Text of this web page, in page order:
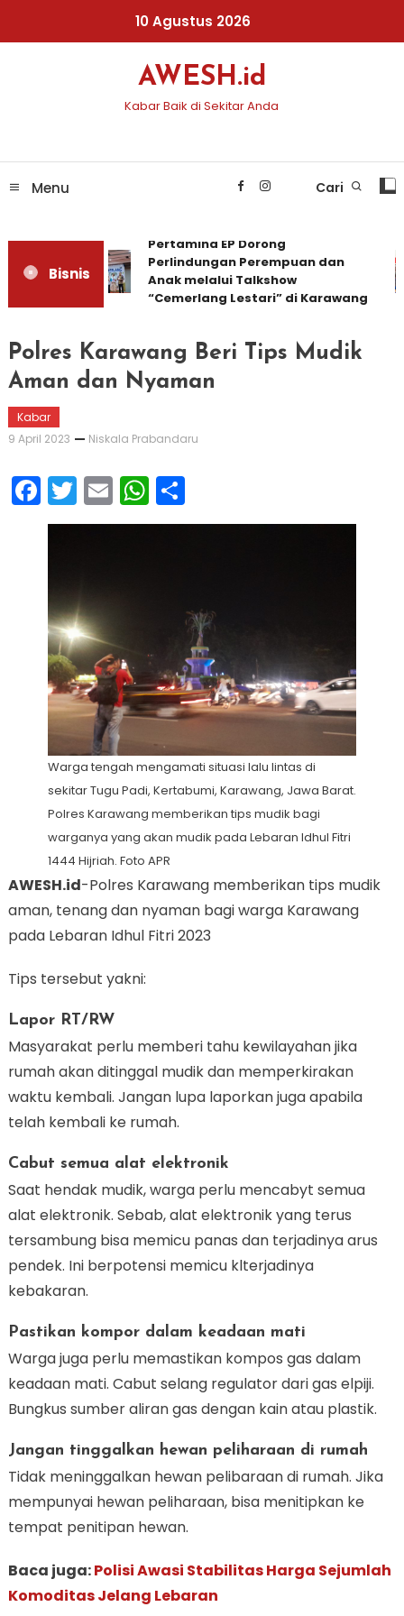
10 Agustus 2026
AWESH.id
Kabar Baik di Sekitar Anda
Menu Cari
Bisnis
Pertamina EP Dorong
Perlindungan Perempuan dan
Anak melalui Talkshow
“Cemerlang Lestari” di Karawang
Polres Karawang Beri Tips Mudik
Aman dan Nyaman
Kabar
9 April 2023
Niskala Prabandaru
Facebook
Twitter
EmailWhatsApp
Share
Warga tengah mengamati situasi lalu lintas di
sekitar Tugu Padi, Kertabumi, Karawang, Jawa Barat.
Polres Karawang memberikan tips mudik bagi
warganya yang akan mudik pada Lebaran Idhul Fitri
1444 Hijriah. Foto APR
AWESH.id-Polres Karawang memberikan tips mudik
aman, tenang dan nyaman bagi warga Karawang
pada Lebaran Idhul Fitri 2023
Tips tersebut yakni:
Lapor RT/RW
Masyarakat perlu memberi tahu kewilayahan jika
rumah akan ditinggal mudik dan memperkirakan
waktu kembali. Jangan lupa laporkan juga apabila
telah kembali ke rumah.
Cabut semua alat elektronik
Saat hendak mudik, warga perlu mencabyt semua
alat elektronik. Sebab, alat elektronik yang terus
tersambung bisa memicu panas dan terjadinya arus
pendek. Ini berpotensi memicu klterjadinya
kebakaran.
Pastikan kompor dalam keadaan mati
Warga juga perlu memastikan kompos gas dalam
keadaan mati. Cabut selang regulator dari gas elpiji.
Bungkus sumber aliran gas dengan kain atau plastik.
Jangan tinggalkan hewan peliharaan di rumah
Tidak meninggalkan hewan pelibaraan di rumah. Jika
mempunyai hewan peliharaan, bisa menitipkan ke
tempat penitipan hewan.
Baca juga:Polisi Awasi Stabilitas Harga Sejumlah
Komoditas Jelang Lebaran